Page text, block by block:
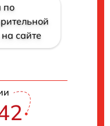
по
сайте